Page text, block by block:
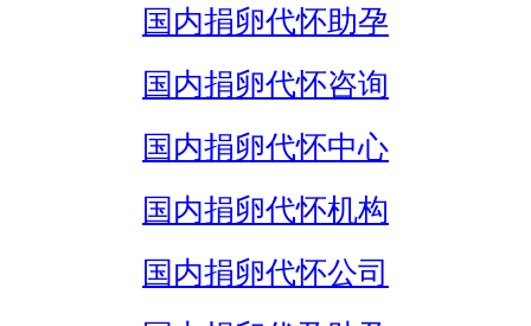
国内捐卵代怀助孕
国内捐卵代怀咨询
国内捐卵代怀中心
国内捐卵代怀机构
国内捐卵代怀公司